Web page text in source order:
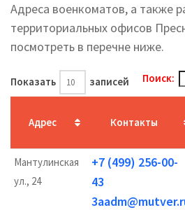
Адреса военкоматов, а также
территориальных офисов
посмотреть в перечне ниже.
Показать записей Поиск:
Адрес Контакты
Мантулинская
ул., 24
+7 (499) 256-00-
43